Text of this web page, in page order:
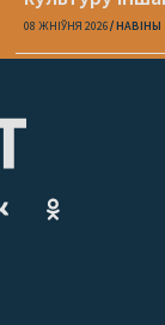
свет уласную
08 ЖНІЎНЯ 2026 НАВІНЫ